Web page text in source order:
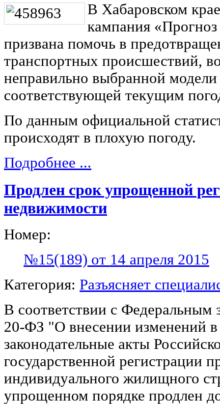
В Хабаровском
кампания
призвана помочь в
транспортных происшествий,
неправильно выбранной
соответствующей текущим
По данным официальной
происходят в плохую погоду.
Подробнее ...
Продлен срок упрощенной
недвижимости
Номер:
№15(189) от 14 апреля 2015
Категория: Разъясняет
В соответствии с Федеральным
20-ФЗ "О внесении изменений в
законодательные акты
государственной регистрации
индивидуального жилищного
упрощенном порядке продлен